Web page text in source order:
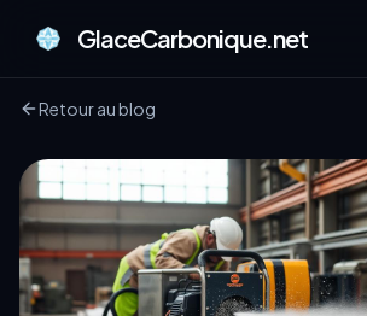
GlaceCarbonique.net
Retour au blog